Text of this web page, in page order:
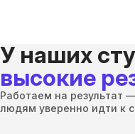
У наших
высокие
Работаем на результат
людям уверенно идти к